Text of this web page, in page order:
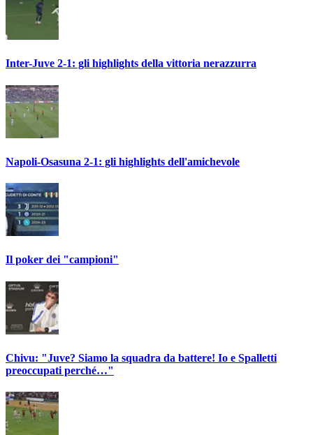
Inter-Juve 2-1: gli highlights della vittoria nerazzurra
Napoli-Osasuna 2-1: gli highlights dell'amichevole
Il poker dei "campioni"
Chivu: "Juve? Siamo la squadra da battere! Io e Spalletti
preoccupati perché…"